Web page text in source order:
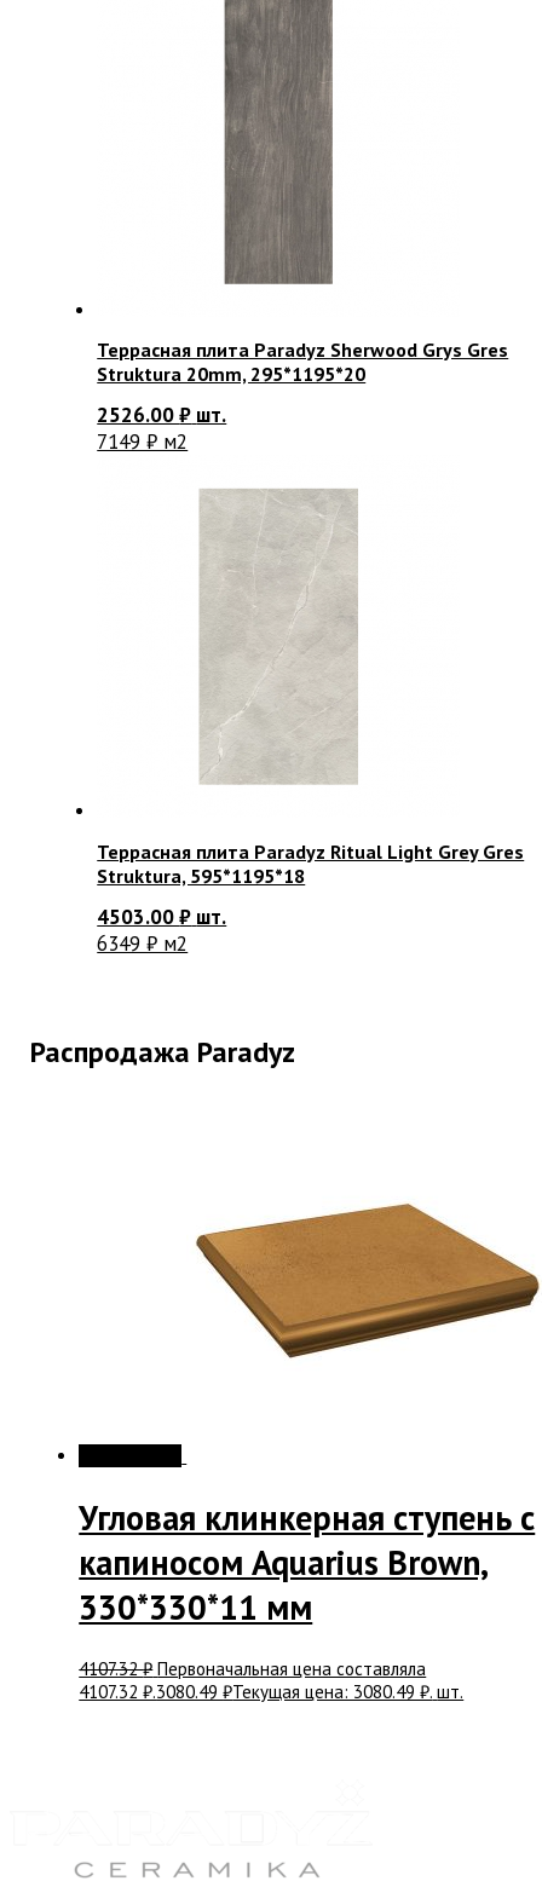
Террасная плита Paradyz Sherwood Grys Gres
Struktura 20mm, 295*1195*20
2526.00₽ шт.
7149 ₽ м2
Террасная плита Paradyz Ritual Light Grey Gres
Struktura, 595*1195*18
4503.00₽ шт.
6349 ₽ м2
Распродажа Paradyz
Угловая клинкерная ступень с
капиносом Aquarius Brown,
330*330*11 мм
4107.32₽ Первоначальная цена составляла
4107.32 ₽.3080.49₽Текущая цена: 3080.49 ₽. шт.